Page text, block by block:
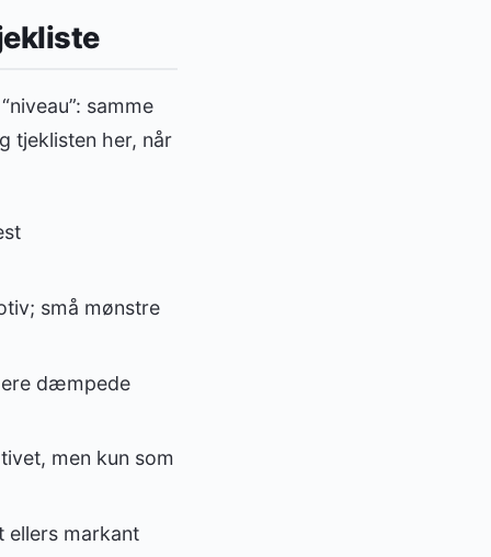
samme
tjeklisten her, når
små mønstre
dæmpede
men kun som
ellers markant